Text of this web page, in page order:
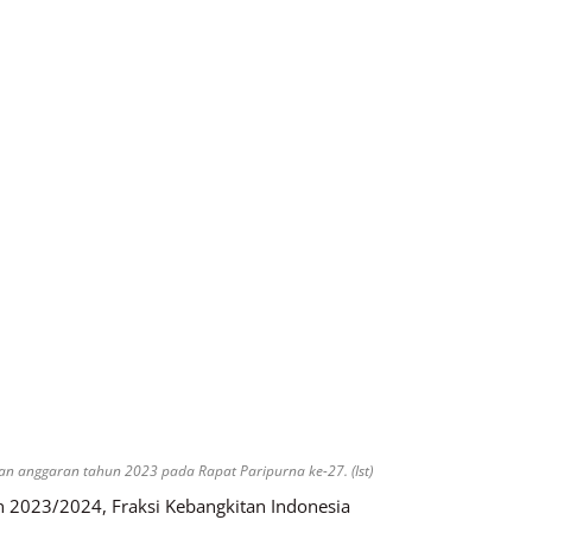
anggaran tahun 2023 pada Rapat Paripurna ke-27. (Ist)
2024, Fraksi Kebangkitan Indonesia